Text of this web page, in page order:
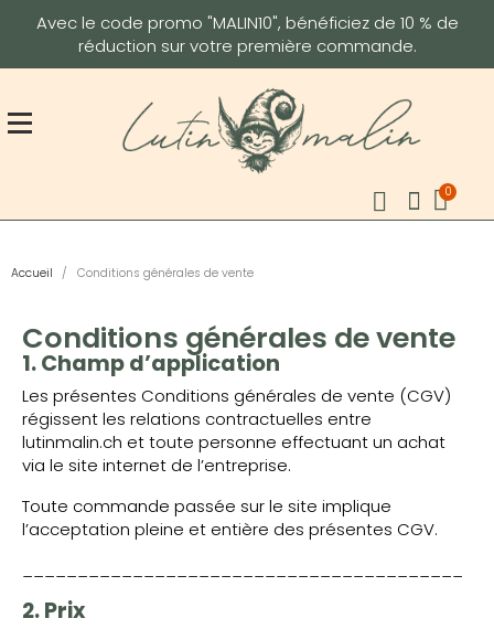
Avec le code promo "MALIN10", bénéficiez de 10 % de
réduction sur votre première commande.
Accueil Conditions générales de vente
Conditions générales de vente
1. Champ d’application
Les présentes Conditions générales de vente (CGV)
régissent les relations contractuelles entre
lutinmalin.ch et toute personne effectuant un achat
via le site internet de l’entreprise.
Toute commande passée sur le site implique
l’acceptation pleine et entière des présentes CGV.
2. Prix